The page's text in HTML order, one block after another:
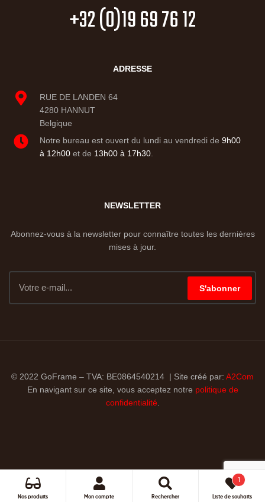
+32 (0)19 69 76 12
ADRESSE
RUE DE LANDEN 64
4280 HANNUT
Belgique
Notre bureau est ouvert du lundi au vendredi de 9h00
à 12h00et de 13h00 à 17h30.
NEWSLETTER
Abonnez-vous à la newsletter pour connaître toutes les dernières
mises à jour.
S'abonner
© 2022 GoFrame – TVA: BE0864540214 | Site créé par: A2Com
En navigant sur ce site, vous acceptez notre politique de
confidentialité.
Nos produits Mon compte Rechercher Rechercher
Liste de souhaits
1